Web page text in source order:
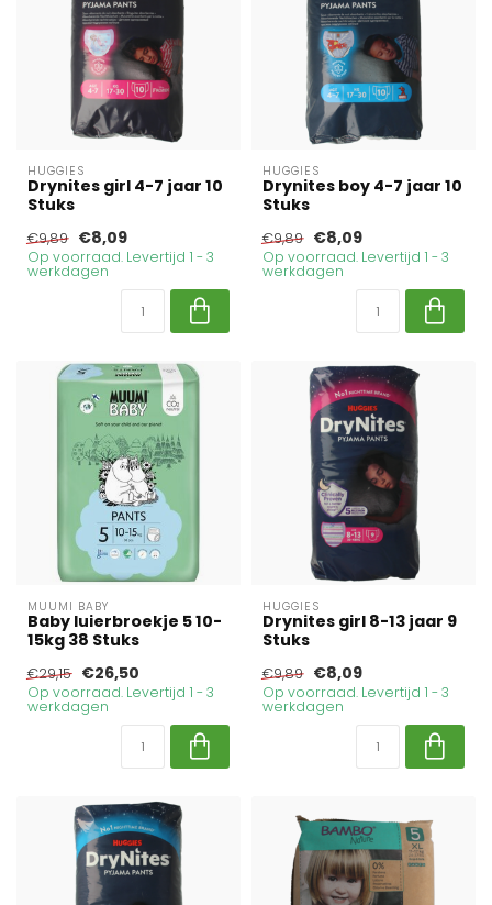
HUGGIES
Drynites girl 4-7 jaar 10
Stuks
€9,89 €8,09
Op voorraad. Levertijd 1 - 3
werkdagen
HUGGIES
Drynites boy 4-7 jaar 10
Stuks
€9,89 €8,09
Op voorraad. Levertijd 1 - 3
werkdagen
MUUMI BABY
Baby luierbroekje 5 10-
15kg 38 Stuks
€29,15 €26,50
Op voorraad. Levertijd 1 - 3
werkdagen
HUGGIES
Drynites girl 8-13 jaar 9
Stuks
€9,89 €8,09
Op voorraad. Levertijd 1 - 3
werkdagen